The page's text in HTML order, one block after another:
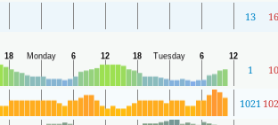
13
16
1 10
1021